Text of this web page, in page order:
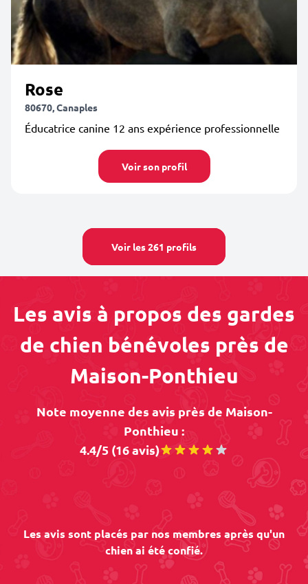
Rose
80670, Canaples
Éducatrice canine 12 ans expérience professionnelle
Voir son profil
Voir les 261 profils
Les avis à propos des gardes
de chien bénévoles près de
Maison-Ponthieu
Note moyenne des avis près de Maison-
Ponthieu :
4.4/5 (16 avis)
Les avis sont placés par nos membres après qu'un
chien ai été confié.